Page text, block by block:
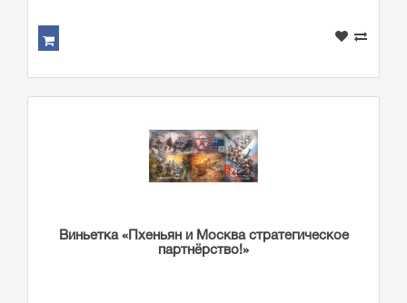
Виньетка «Пхеньян и Москва стратегическое
партнёрство!»